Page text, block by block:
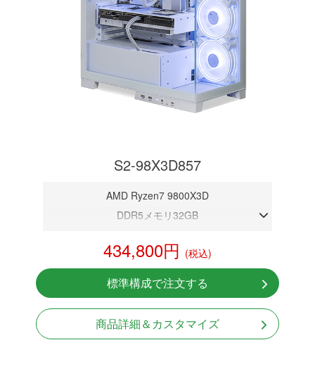
S2-98X3D857
AMD Ryzen7 9800X3D
DDR5メモリ32GB
NVMeSSD 1TB
無線LAN Bluetooth対応
Windows11 Home 64bit
434,800円 (税込)
標準構成で注文する
商品詳細＆カスタマイズ